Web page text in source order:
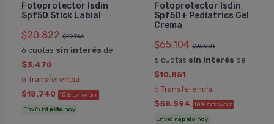
Fotoprotector Isdin
Spf50 Stick Labial
$20.822 $29.746
6 cuotas sin interés de
$3.470
ó Transferencia
$18.740 10% EXTRA OFF
Envío rápido hoy
Fotoprotector Isdin
Spf50+ Pediatrics Gel
Crema
$65.104 $93.006
6 cuotas sin interés de
$10.851
ó Transferencia
$58.594 10% EXTRA OFF
Envío rápido hoy